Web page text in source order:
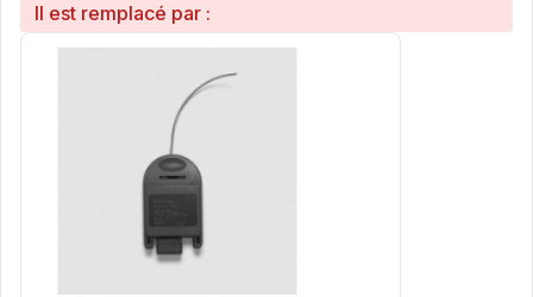
Il est remplacé par :